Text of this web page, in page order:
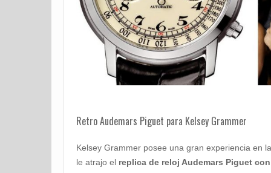
Retro Audemars Piguet para Kelsey Grammer
Kelsey Grammer posee una gran experiencia en
le atrajo el replica de reloj Audemars Piguet